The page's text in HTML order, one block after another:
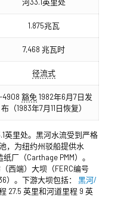
河33.1英里处
1.875兆瓦
7,468 兆瓦时
径流式
4908 豁免1982年6月7日发
布（1983年7月11日恢复）
英里处。黑河水流受到严格
，为纽约州驳船提供水
厂（Carthage PMM）。
西端）大坝（FERC编号
）。下游大坝包括： 黑河/
27.5 英里和河道里程 9 英